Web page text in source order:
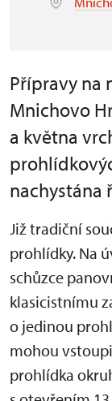
Přípravy na
Mnichovo
a května
nachystána
Již tradiční
prohlídky. Na
schůzce
klasicistnímu
o jedinou
mohou
prohlídka